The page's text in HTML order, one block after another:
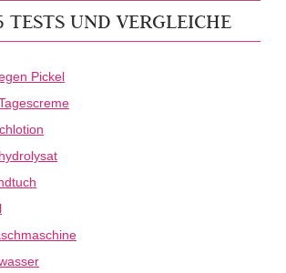
TESTS UND VERGLEICHE
Pickel